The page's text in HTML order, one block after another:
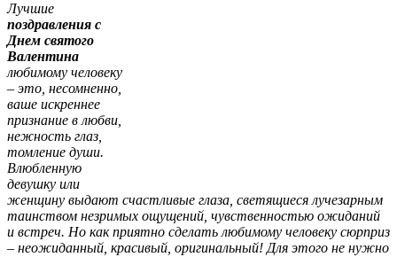
Лучшие
поздравления с
Днем святого
Валентина
любимому человеку
– это, несомненно,
ваше искреннее
признание в любви,
нежность глаз,
томление души.
Влюбленную
девушку или
женщину выдают счастливые глаза, светящиеся лучезарным
таинством незримых ощущений, чувственностью ожиданий
и встреч. Но как приятно сделать любимому человеку сюрприз
– неожиданный, красивый, оригинальный! Для этого не нужно